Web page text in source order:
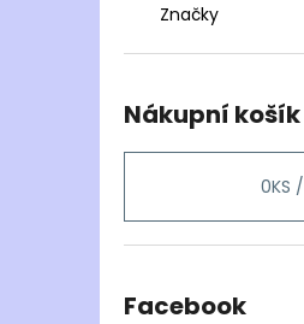
Značky
Nákupní košík
0KS /
Facebook